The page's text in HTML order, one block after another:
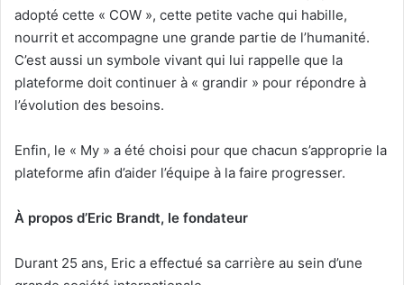
adopté cette « COW », cette petite vache qui habille,
nourrit et accompagne une grande partie de l’humanité.
C’est aussi un symbole vivant qui lui rappelle que la
plateforme doit continuer à « grandir » pour répondre à
l’évolution des besoins.
Enfin, le « My » a été choisi pour que chacun s’approprie la
plateforme afin d’aider l’équipe à la faire progresser.
À propos d’Eric Brandt, le fondateur
Durant 25 ans, Eric a effectué sa carrière au sein d’une